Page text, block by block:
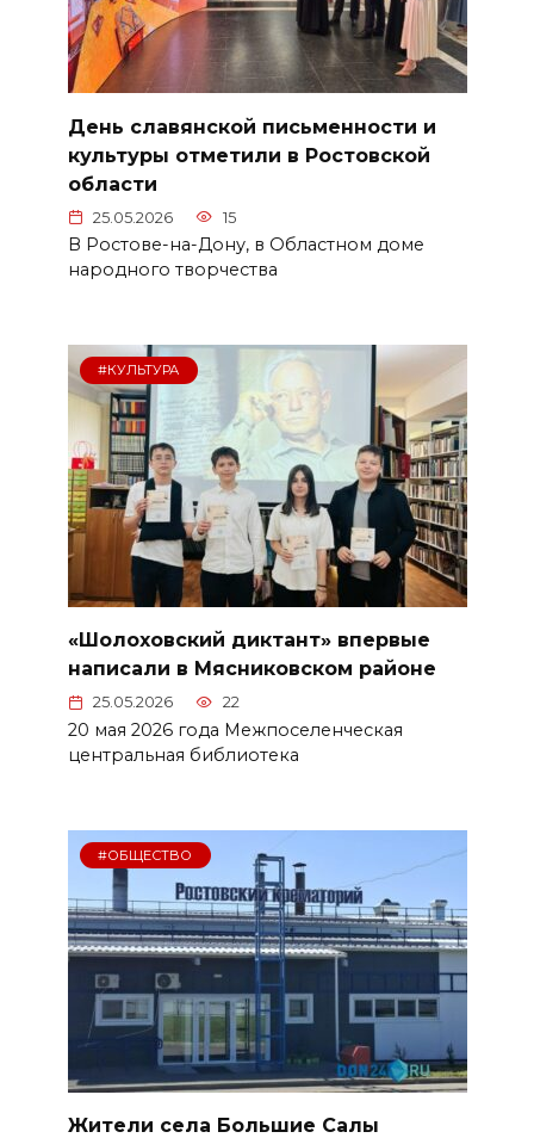
День славянской письменности и
культуры отметили в Ростовской
области
25.05.2026 15
В Ростове-на-Дону, в Областном доме
народного творчества
#КУЛЬТУРА
«Шолоховский диктант» впервые
написали в Мясниковском районе
25.05.2026 22
20 мая 2026 года Межпоселенческая
центральная библиотека
#ОБЩЕСТВО
Жители села Большие Салы